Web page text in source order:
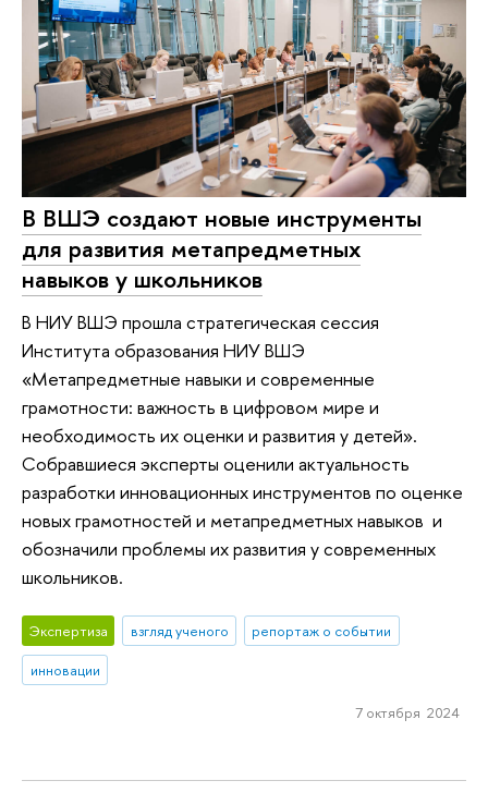
В ВШЭ создают новые инструменты
для развития метапредметных
навыков у школьников
В НИУ ВШЭ прошла стратегическая сессия
Института образования НИУ ВШЭ
«Метапредметные навыки и современные
грамотности: важность в цифровом мире и
необходимость их оценки и развития у детей».
Собравшиеся эксперты оценили актуальность
разработки инновационных инструментов по оценке
новых грамотностей и метапредметных навыков и
обозначили проблемы их развития у современных
школьников.
Экспертиза взгляд ученого
репортаж о событии
инновации
7 октября 2024